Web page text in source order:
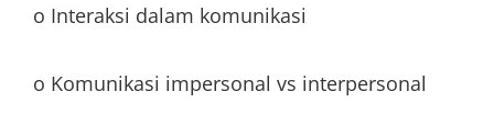
o Interaksi dalam komunikasi
o Komunikasi impersonal vs interpersonal